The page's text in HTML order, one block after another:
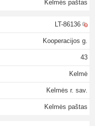
Kelmės paštas
LT-86136
Kooperacijos g.
43
Kelmė
Kelmės r. sav.
Kelmės paštas